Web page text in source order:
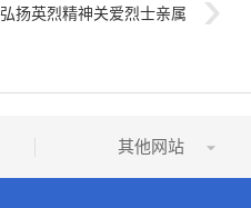
弘扬英烈精神关爱烈士亲属
其他网站